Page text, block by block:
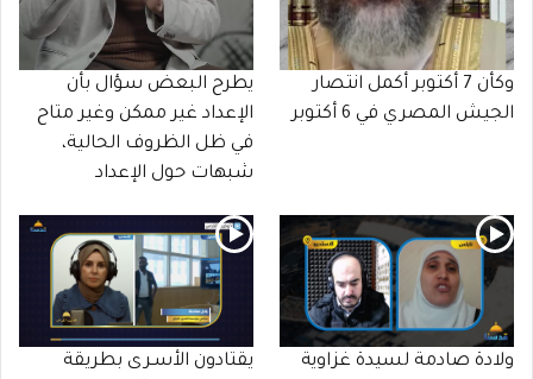
وكأن 7 أكتوبر أكمل انتصار
الجيش المصري في 6 أكتوبر
يطرح البعض سؤال بأن
الإعداد غير ممكن وغير متاح
في ظل الظروف الحالية،
شبهات حول الإعداد
ولادة صادمة لسيدة غزاوية
يقتادون الأسـرى بطريقة